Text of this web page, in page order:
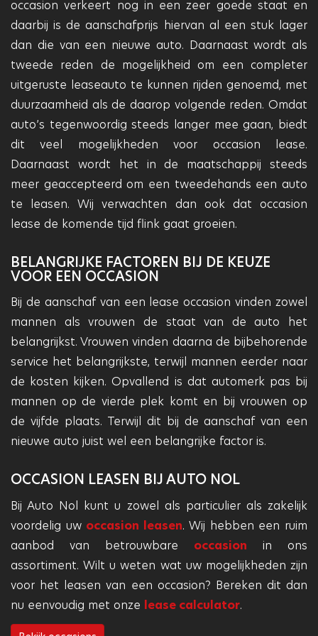
occasion verkeert nog in een zeer goede staat en
daarbij is de aanschafprijs hiervan al een stuk lager
dan die van een nieuwe auto. Daarnaast wordt als
tweede reden de mogelijkheid om een completer
uitgeruste leaseauto te kunnen rijden genoemd, met
duurzaamheid als de daarop volgende reden. Omdat
auto’s tegenwoordig steeds langer mee gaan, biedt
dit veel mogelijkheden voor occasion lease.
Daarnaast wordt het in de maatschappij steeds
meer geaccepteerd om een tweedehands een auto
te leasen. Wij verwachten dan ook dat occasion
lease de komende tijd flink gaat groeien.
BELANGRIJKE FACTOREN BIJ DE KEUZE
VOOR EEN OCCASION
Bij de aanschaf van een lease occasion vinden zowel
mannen als vrouwen de staat van de auto het
belangrijkst. Vrouwen vinden daarna de bijbehorende
service het belangrijkste, terwijl mannen eerder naar
de kosten kijken. Opvallend is dat automerk pas bij
mannen op de vierde plek komt en bij vrouwen op
de vijfde plaats. Terwijl dit bij de aanschaf van een
nieuwe auto juist wel een belangrijke factor is.
OCCASION LEASEN BIJ AUTO NOL
Bij Auto Nol kunt u zowel als particulier als zakelijk
voordelig uw occasion leasen. Wij hebben een ruim
aanbod van betrouwbare occasion in ons
assortiment. Wilt u weten wat uw mogelijkheden zijn
voor het leasen van een occasion? Bereken dit dan
nu eenvoudig met onze lease calculator.